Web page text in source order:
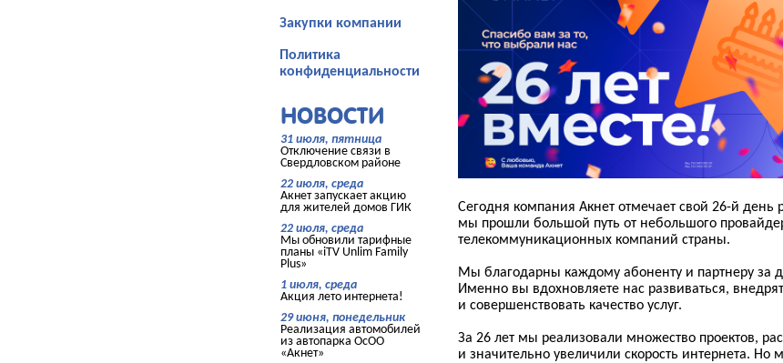
Закупки компании
Политика
конфиденциальности
НОВОСТИ
31 июля, пятница
Отключение связи в
Свердловском районе
22 июля, среда
Акнет запускает акцию
для жителей домов ГИК
22 июля, среда
Мы обновили тарифные
планы «iTV Unlim Family
Plus»
1 июля, среда
Акция лето интернета!
29 июня, понедельник
Реализация автомобилей
из автопарка ОсОО
«Акнет»
Сегодня компания Акнет отмечает свой 26-й день
мы прошли большой путь от небольшого
телекоммуникационных компаний страны.
Мы благодарны каждому абоненту и партнеру за
Именно вы вдохновляете нас развиваться,
и совершенствовать качество услуг.
За 26 лет мы реализовали множество проектов,
и значительно увеличили скорость интернета. Но